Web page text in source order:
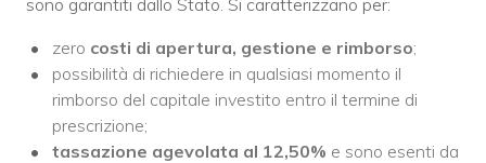
zero costi di apertura, gestione e rimborso;
possibilità di richiedere in qualsiasi momento il
rimborso del capitale investito entro il termine di
prescrizione;
tassazione agevolata al 12,50% e sono esenti da